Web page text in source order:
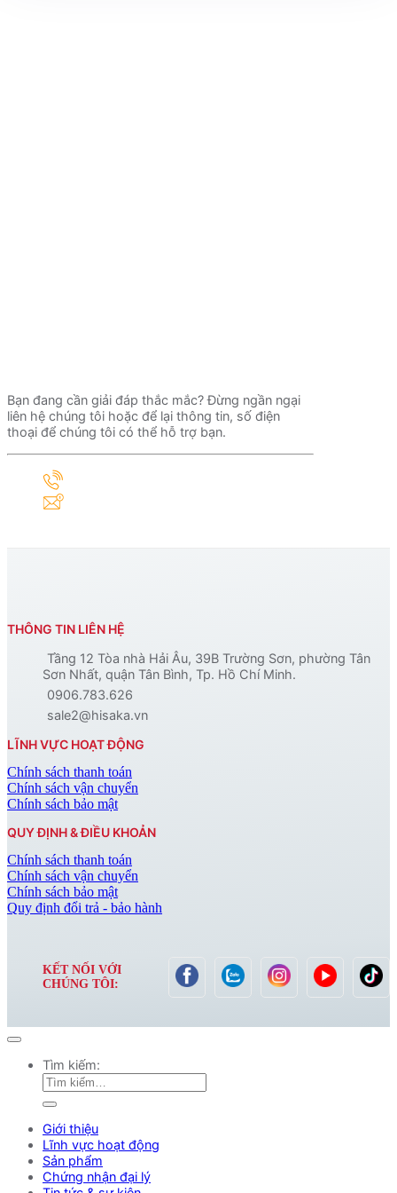
Bạn đang cần giải đáp thắc mắc? Đừng ngần ngại
liên hệ chúng tôi hoặc để lại thông tin, số điện
thoại để chúng tôi có thể hỗ trợ bạn.
THÔNG TIN LIÊN HỆ
Tầng 12 Tòa nhà Hải Âu, 39B Trường Sơn, phường Tân
Sơn Nhất, quận Tân Bình, Tp. Hồ Chí Minh.
0906.783.626
sale2@hisaka.vn
LĨNH VỰC HOẠT ĐỘNG
Chính sách thanh toán
Chính sách vận chuyển
Chính sách bảo mật
QUY ĐỊNH & ĐIỀU KHOẢN
Chính sách thanh toán
Chính sách vận chuyển
Chính sách bảo mật
Quy định đổi trả - bảo hành
KẾT NỐI VỚI
CHÚNG TÔI:
Tìm kiếm:
Giới thiệu
Lĩnh vực hoạt động
Sản phẩm
Chứng nhận đại lý